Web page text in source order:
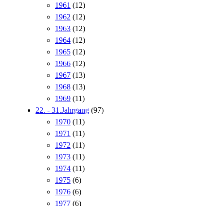
1961 (12)
1962 (12)
1963 (12)
1964 (12)
1965 (12)
1966 (12)
1967 (13)
1968 (13)
1969 (11)
22. - 31.Jahrgang (97)
1970 (11)
1971 (11)
1972 (11)
1973 (11)
1974 (11)
1975 (6)
1976 (6)
1977 (6)